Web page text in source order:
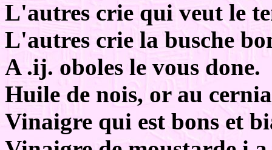
L'autres crie qui veut le
L'autres crie la busche
A .ij. oboles le vous done.
Huile de nois, or au
Vinaigre qui est bons et